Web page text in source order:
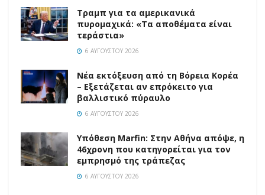
Τραμπ για τα αμερικανικά
πυρομαχικά: «Τα αποθέματα είναι
τεράστια»
6 ΑΥΓΟΎΣΤΟΥ 2026
Νέα εκτόξευση από τη Βόρεια Κορέα
– Εξετάζεται αν επρόκειτο για
βαλλιστικό πύραυλο
6 ΑΥΓΟΎΣΤΟΥ 2026
Υπόθεση Marfin: Στην Αθήνα απόψε, η
46χρονη που κατηγορείται για τον
εμπρησμό της τράπεζας
6 ΑΥΓΟΎΣΤΟΥ 2026